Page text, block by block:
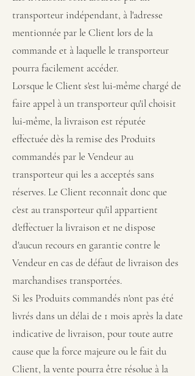
transporteur indépendant, à l'adresse
mentionnée par le Client lors de la
commande et à laquelle le transporteur
pourra facilement accéder.
Lorsque le Client s'est lui-même chargé de
faire appel à un transporteur qu'il choisit
lui-même, la livraison est réputée
effectuée dès la remise des Produits
commandés par le Vendeur au
transporteur qui les a acceptés sans
réserves. Le Client reconnaît donc que
c'est au transporteur qu'il appartient
d'effectuer la livraison et ne dispose
d'aucun recours en garantie contre le
Vendeur en cas de défaut de livraison des
marchandises transportées.
Si les Produits commandés n'ont pas été
livrés dans un délai de 1 mois après la date
indicative de livraison, pour toute autre
cause que la force majeure ou le fait du
Client, la vente pourra être résolue à la